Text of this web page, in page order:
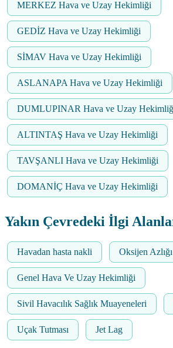
MERKEZ Hava ve Uzay Hekimliği
GEDİZ Hava ve Uzay Hekimliği
SİMAV Hava ve Uzay Hekimliği
ASLANAPA Hava ve Uzay Hekimliği
DUMLUPINAR Hava ve Uzay
ALTINTAŞ Hava ve Uzay Hekimliği
TAVŞANLI Hava ve Uzay Hekimliği
DOMANİÇ Hava ve Uzay Hekimliği
Yakın Çevredeki İlgi
Havadan hasta nakli Oksijen
Genel Hava Ve Uzay Hekimliği
Sivil Havacılık Sağlık Muayeneleri
Uçak Tutması Jet Lag